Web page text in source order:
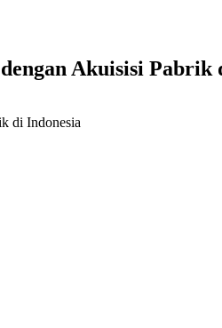
Akuisisi Pabrik